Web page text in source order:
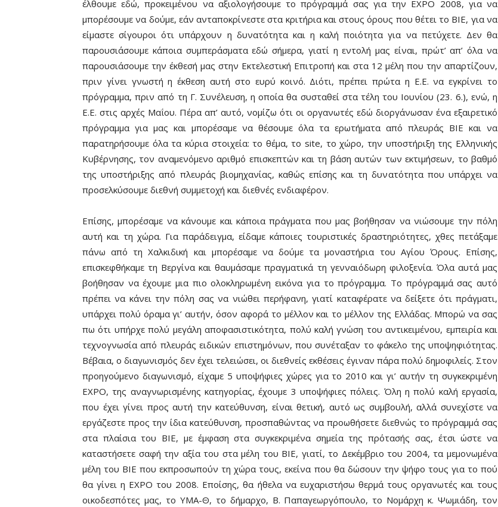
έλθουμε εδώ, προκειμένου να αξιολογήσουμε το πρόγραμμά σας για την ΕΧΡΟ 2008, για να
μπορέσουμε να δούμε, εάν ανταποκρίνεστε στα κριτήρια και στους όρους που θέτει το ΒΙΕ, για να
είμαστε σίγουροι ότι υπάρχουν η δυνατότητα και η καλή ποιότητα για να πετύχετε. Δεν θα
παρουσιάσουμε κάποια συμπεράσματα εδώ σήμερα, γιατί η εντολή μας είναι, πρώτ’ απ’ όλα να
παρουσιάσουμε την έκθεσή μας στην Εκτελεστική Επιτροπή και στα 12 μέλη που την απαρτίζουν,
πριν γίνει γνωστή η έκθεση αυτή στο ευρύ κοινό. Διότι, πρέπει πρώτα η Ε.Ε. να εγκρίνει το
πρόγραμμα, πριν από τη Γ. Συνέλευση, η οποία θα συσταθεί στα τέλη του Ιουνίου (23. 6.), ενώ, η
Ε.Ε. στις αρχές Μαΐου. Πέρα απ’ αυτό, νομίζω ότι οι οργανωτές εδώ διοργάνωσαν ένα εξαιρετικό
πρόγραμμα για μας και μπορέσαμε να θέσουμε όλα τα ερωτήματα από πλευράς ΒΙΕ και να
παρατηρήσουμε όλα τα κύρια στοιχεία: το θέμα, το site, το χώρο, την υποστήριξη της Ελληνικής
Κυβέρνησης, τον αναμενόμενο αριθμό επισκεπτών και τη βάση αυτών των εκτιμήσεων, το βαθμό
της υποστήριξης από πλευράς βιομηχανίας, καθώς επίσης και τη δυνατότητα που υπάρχει να
προσελκύσουμε διεθνή συμμετοχή και διεθνές ενδιαφέρον.
Επίσης, μπορέσαμε να κάνουμε και κάποια πράγματα που μας βοήθησαν να νιώσουμε την πόλη
αυτή και τη χώρα. Για παράδειγμα, είδαμε κάποιες τουριστικές δραστηριότητες, χθες πετάξαμε
πάνω από τη Χαλκιδική και μπορέσαμε να δούμε τα μοναστήρια του Αγίου Όρους. Επίσης,
επισκεφθήκαμε τη Βεργίνα και θαυμάσαμε πραγματικά τη γενναιόδωρη φιλοξενία. Όλα αυτά μας
βοήθησαν να έχουμε μια πιο ολοκληρωμένη εικόνα για το πρόγραμμα. Το πρόγραμμά σας αυτό
πρέπει να κάνει την πόλη σας να νιώθει περήφανη, γιατί καταφέρατε να δείξετε ότι πράγματι,
υπάρχει πολύ όραμα γι’ αυτήν, όσον αφορά το μέλλον και το μέλλον της Ελλάδας. Μπορώ να σας
πω ότι υπήρχε πολύ μεγάλη αποφασιστικότητα, πολύ καλή γνώση του αντικειμένου, εμπειρία και
τεχνογνωσία από πλευράς ειδικών επιστημόνων, που συνέταξαν το φάκελο της υποψηφιότητας.
Βέβαια, ο διαγωνισμός δεν έχει τελειώσει, οι διεθνείς εκθέσεις έγιναν πάρα πολύ δημοφιλείς. Στον
προηγούμενο διαγωνισμό, είχαμε 5 υποψήφιες χώρες για το 2010 και γι’ αυτήν τη συγκεκριμένη
ΕΧΡΟ, της αναγνωρισμένης κατηγορίας, έχουμε 3 υποψήφιες πόλεις. Όλη η πολύ καλή εργασία,
που έχει γίνει προς αυτή την κατεύθυνση, είναι θετική, αυτό ως συμβουλή, αλλά συνεχίστε να
εργάζεστε προς την ίδια κατεύθυνση, προσπαθώντας να προωθήσετε διεθνώς το πρόγραμμά σας
στα πλαίσια του ΒΙΕ, με έμφαση στα συγκεκριμένα σημεία της πρότασής σας, έτσι ώστε να
καταστήσετε σαφή την αξία του στα μέλη του ΒΙΕ, γιατί, το Δεκέμβριο του 2004, τα μεμονωμένα
μέλη του ΒΙΕ που εκπροσωπούν τη χώρα τους, εκείνα που θα δώσουν την ψήφο τους για το πού
θα γίνει η ΕΧΡΟ του 2008. Εποίσης, θα ήθελα να ευχαριστήσω θερμά τους οργανωτές και τους
οικοδεσπότες μας, το ΥΜΑ-Θ, το δήμαρχο, Β. Παπαγεωργόπουλο, το Νομάρχη κ. Ψωμιάδη, τον